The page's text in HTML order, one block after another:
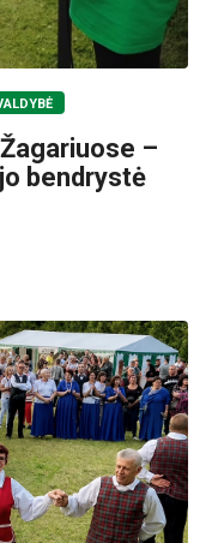
–
bendrystė